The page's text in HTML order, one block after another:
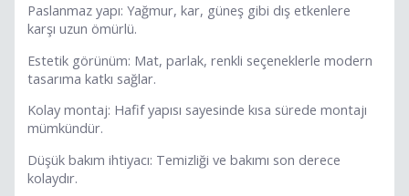
Paslanmaz yapı: Yağmur, kar, güneş gibi dış etkenlere
karşı uzun ömürlü.
Estetik görünüm: Mat, parlak, renkli seçeneklerle modern
tasarıma katkı sağlar.
Kolay montaj: Hafif yapısı sayesinde kısa sürede montajı
mümkündür.
Düşük bakım ihtiyacı: Temizliği ve bakımı son derece
kolaydır.